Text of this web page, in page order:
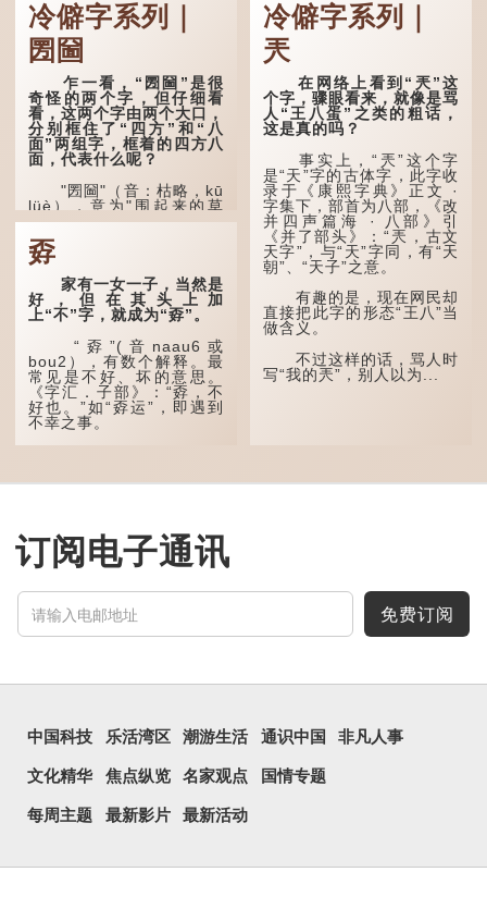
冷僻字系列｜
圐圙
乍一看，“圐圙”是很
奇怪的两个字，但仔细看
看，这两个字由两个大口，
分别框住了“四方”和“八
面”两组字，框着的四方八
面，代表什么呢？
"圐圙"（音：枯略，kū
lüè），意为"围起来的草
场"，来自蒙古语，内蒙古
一般读作库伦（kū lun），
也指围住的土地。
中国不乏以"圐圙"命名
的地方，如祁县东观镇南圐
圙、展旦召大圐圙等；河北
张北县境内也有一个地方
叫"大圐圙"，现多写作"大
囫囵"。
在河南安阳的方言
中，"圐圙"除了可以作名...
孬
家有一女一子，当然是
好，但在其头上加
上“不”字，就成为“孬”。
“孬”(音naau6或
bou2），有数个解释。最
常见是不好、坏的意思。
《字汇．子部》：“孬，不
好也。”如“孬运”，即遇到
不幸之事。
中有坏蛋、胆小鬼的含
冷僻字系列｜
兲
在网络上看到“兲”这
个字，骤眼看来，就像是骂
人“王八蛋”之类的粗话，
这是真的吗？
事实上，“兲”这个字
是“天”字的古体字，此字收
录于《康熙字典》正文 ·
字集下，部首为八部，《改
并四声篇海 · 八部》引
《并了部头》：“兲，古文
天字”，与“天”字同，有“天
朝”、“天子”之意。
有趣的是，现在网民却
直接把此字的形态“王八”当
做含义。
不过这样的话，骂人时
写“我的兲”，别人以为...
订阅电子通讯
免费订阅
中国科技 乐活湾区 潮游生活 通识中国 非凡人事
文化精华 焦点纵览 名家观点 国情专题
每周主题 最新影片 最新活动